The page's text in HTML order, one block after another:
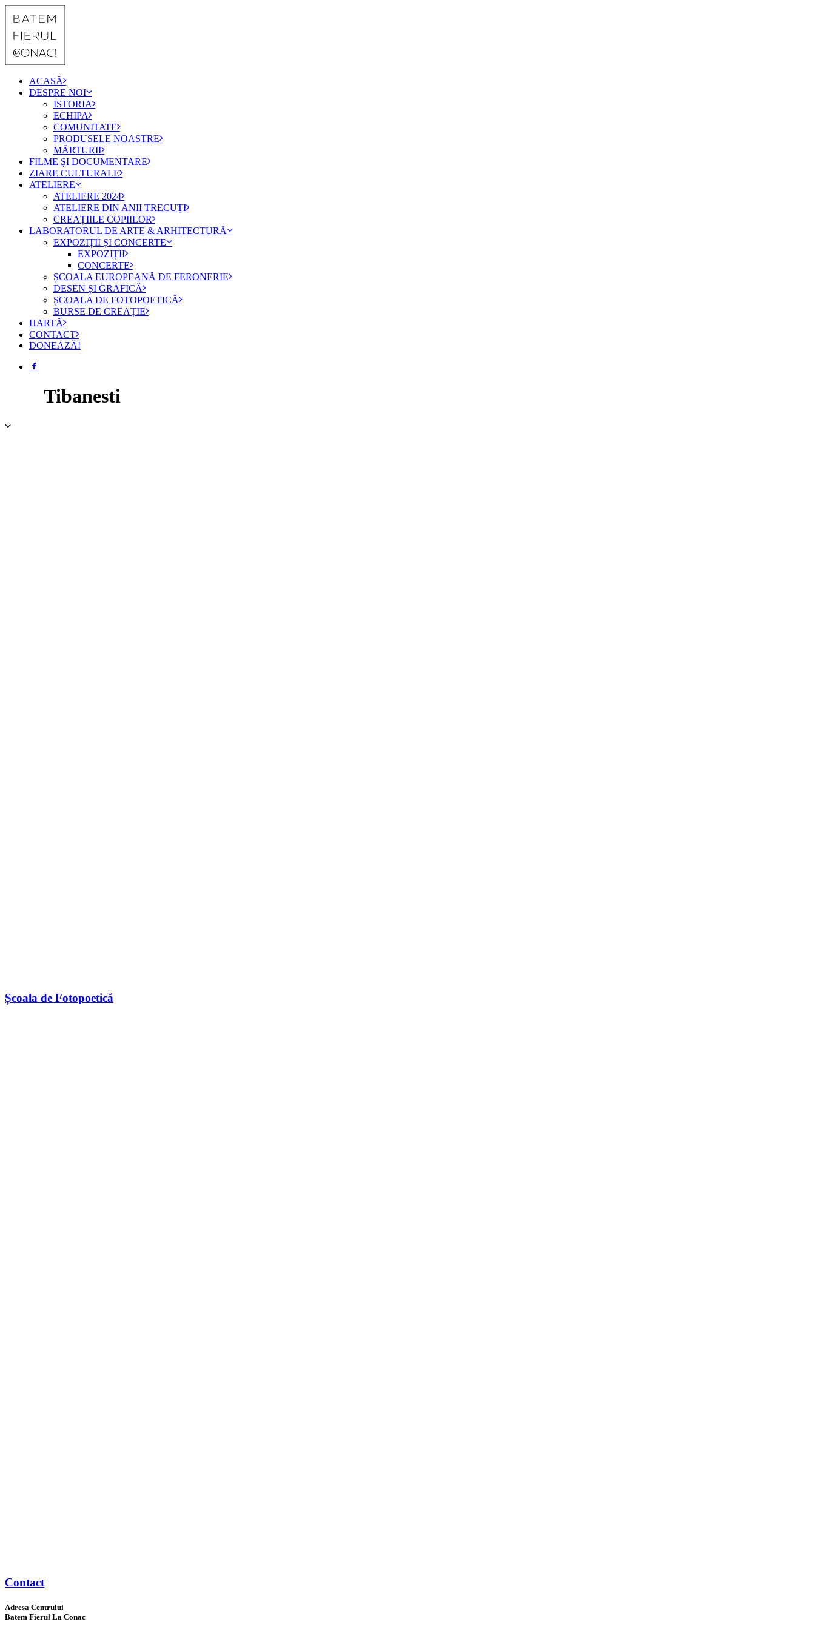
ACASĂ
DESPRE NOI
ISTORIA
ECHIPA
COMUNITATE
PRODUSELE NOASTRE
MĂRTURII
FILME ȘI DOCUMENTARE
ZIARE CULTURALE
ATELIERE
ATELIERE 2024
ATELIERE DIN ANII TRECUȚI
CREAȚIILE COPIILOR
LABORATORUL DE ARTE & ARHITECTURĂ
EXPOZIȚII ȘI CONCERTE
EXPOZIȚII
CONCERTE
ȘCOALA EUROPEANĂ DE FERONERIE
DESEN ȘI GRAFICĂ
ȘCOALA DE FOTOPOETICĂ
BURSE DE CREAȚIE
HARTĂ
CONTACT
DONEAZĂ!
Tibanesti
Școala de Fotopoetică
Contact
Adresa Centrului
Batem Fierul La Conac